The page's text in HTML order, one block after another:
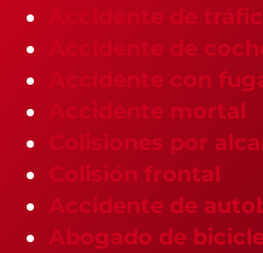
Accidente de
Accidente de
Accidente con
Accidente mortal
Colisiones por
Colisión frontal
Accidente de
Abogado de